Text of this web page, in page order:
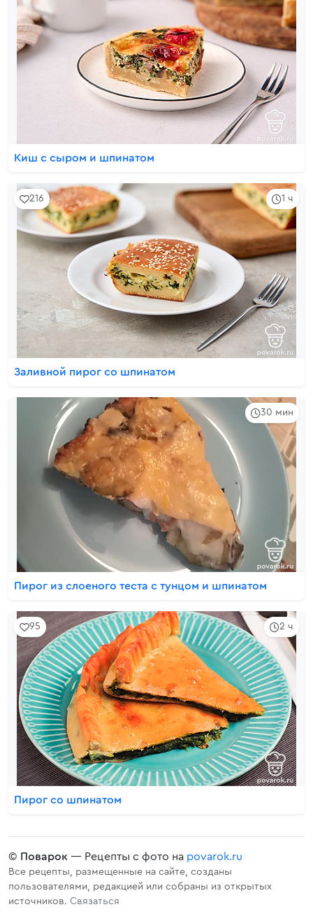
Киш с сыром и шпинатом
1 ч
216
Заливной пирог со шпинатом
30 мин
Пирог из слоеного теста с тунцом и шпинатом
2 ч
95
Пирог со шпинатом
© Поварок — Рецепты с фото на povarok.ru
Все рецепты, размещенные на сайте, созданы
пользователями, редакцией или собраны из открытых
источников. Связаться